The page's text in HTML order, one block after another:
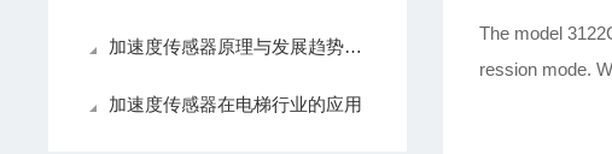
The model
ression mode.
加速度传感器原理与发展趋势：从基础到前沿技术
加速度传感器在电梯行业的应用